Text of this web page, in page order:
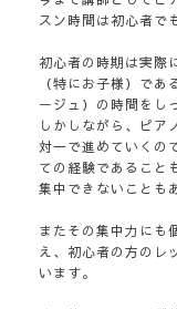
スン時間は初心者で
初心者の時期は実際
（特にお子様）で
ージュ）の時間をし
しかしながら、ピア
対一で進めていくの
ての経験であること
集中できないことも
またその集中力にも
え、初心者の方のレ
います。